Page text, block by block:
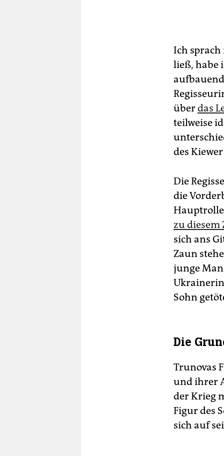
Ich
ließ, habe
überdas
teilweise
des
Die
die
Hauptrolle
zu diesem
sich ans
Zaun
junge
Sohn
Die
Trunovas
und ihrer
der Krieg
Figur des
sich auf